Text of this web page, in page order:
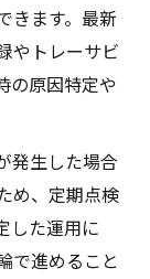
きます。最新
やトレーサビ
の原因特定や
発生した場合
め、定期点検
した運用に
で進めること